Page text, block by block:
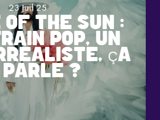
23 Juil 25
THE SUN :
POP, UN
ÇA
?